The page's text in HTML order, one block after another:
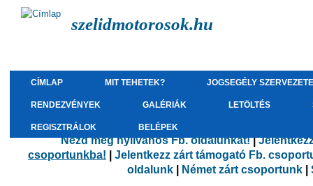
szelidmotorosok.hu
CÍMLAP MIT TEHETEK? JOGSEGÉLY
RENDEZVÉNYEK GALÉRIÁK LETÖLTÉS
REGISZTRÁLOK BELÉPEK
Nézd meg nyilvános Fb. oldalunkat!|
csoportunkba!
Jelentkezz zárt támogató Fb.
oldalunk
Német zárt csoportunk